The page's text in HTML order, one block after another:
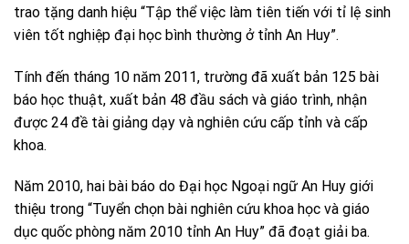
trao tặng danh hiệu “Tập thể việc làm tiên tiến với tỉ lệ sinh
viên tốt nghiệp đại học bình thường ở tỉnh An Huy”.
Tính đến tháng 10 năm 2011, trường đã xuất bản 125 bài
báo học thuật, xuất bản 48 đầu sách và giáo trình, nhận
được 24 đề tài giảng dạy và nghiên cứu cấp tỉnh và cấp
khoa.
Năm 2010, hai bài báo do Đại học Ngoại ngữ An Huy giới
thiệu trong “Tuyển chọn bài nghiên cứu khoa học và giáo
dục quốc phòng năm 2010 tỉnh An Huy” đã đoạt giải ba.